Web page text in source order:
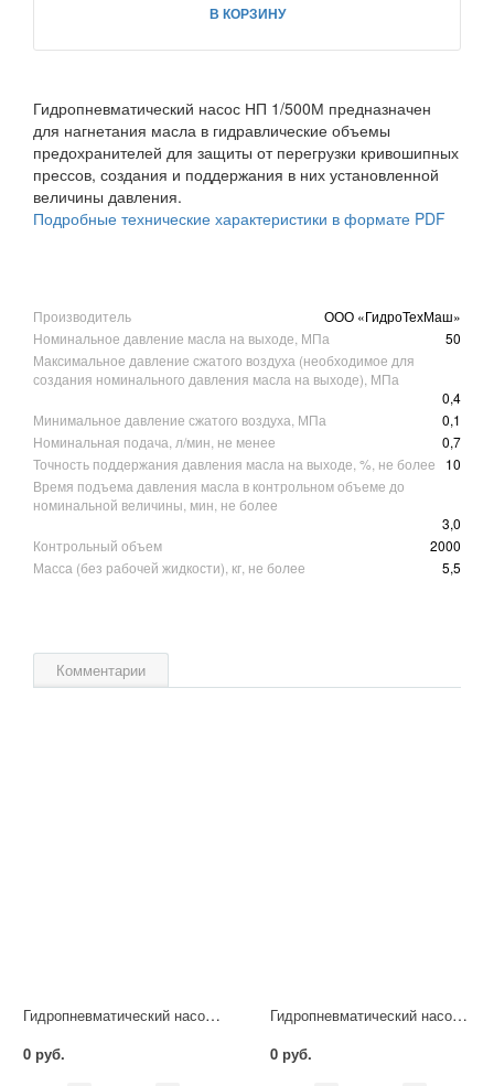
В КОРЗИНУ
Гидропневматический насос НП 1/500М предназначен
для нагнетания масла в гидравлические объемы
предохранителей для защиты от перегрузки кривошипных
прессов, создания и поддержания в них установленной
величины давления.
Подробные технические характеристики в формате PDF
Производитель
ООО «ГидроТехМаш»
Номинальное давление масла на выходе, МПа
50
Максимальное давление сжатого воздуха (необходимое для
создания номинального давления масла на выходе), МПа
0,4
Минимальное давление сжатого воздуха, МПа
0,1
Номинальная подача, л/мин, не менее
0,7
Точность поддержания давления масла на выходе, %, не более
10
Время подъема давления масла в контрольном объеме до
номинальной величины, мин, не более
3,0
Контрольный объем
2000
Масса (без рабочей жидкости), кг, не более
5,5
Комментарии
Гидропневматический насос НП 8/250М
0 руб.
Гидропневматический насос НП 1/320М
0 руб.